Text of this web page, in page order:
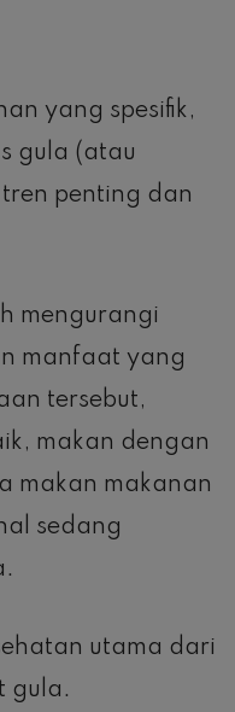
yang spesifik,
gula (atau
penting dan
mengurangi
manfaat yang
tersebut,
makan dengan
makan makanan
sedang
utama dari
gula.